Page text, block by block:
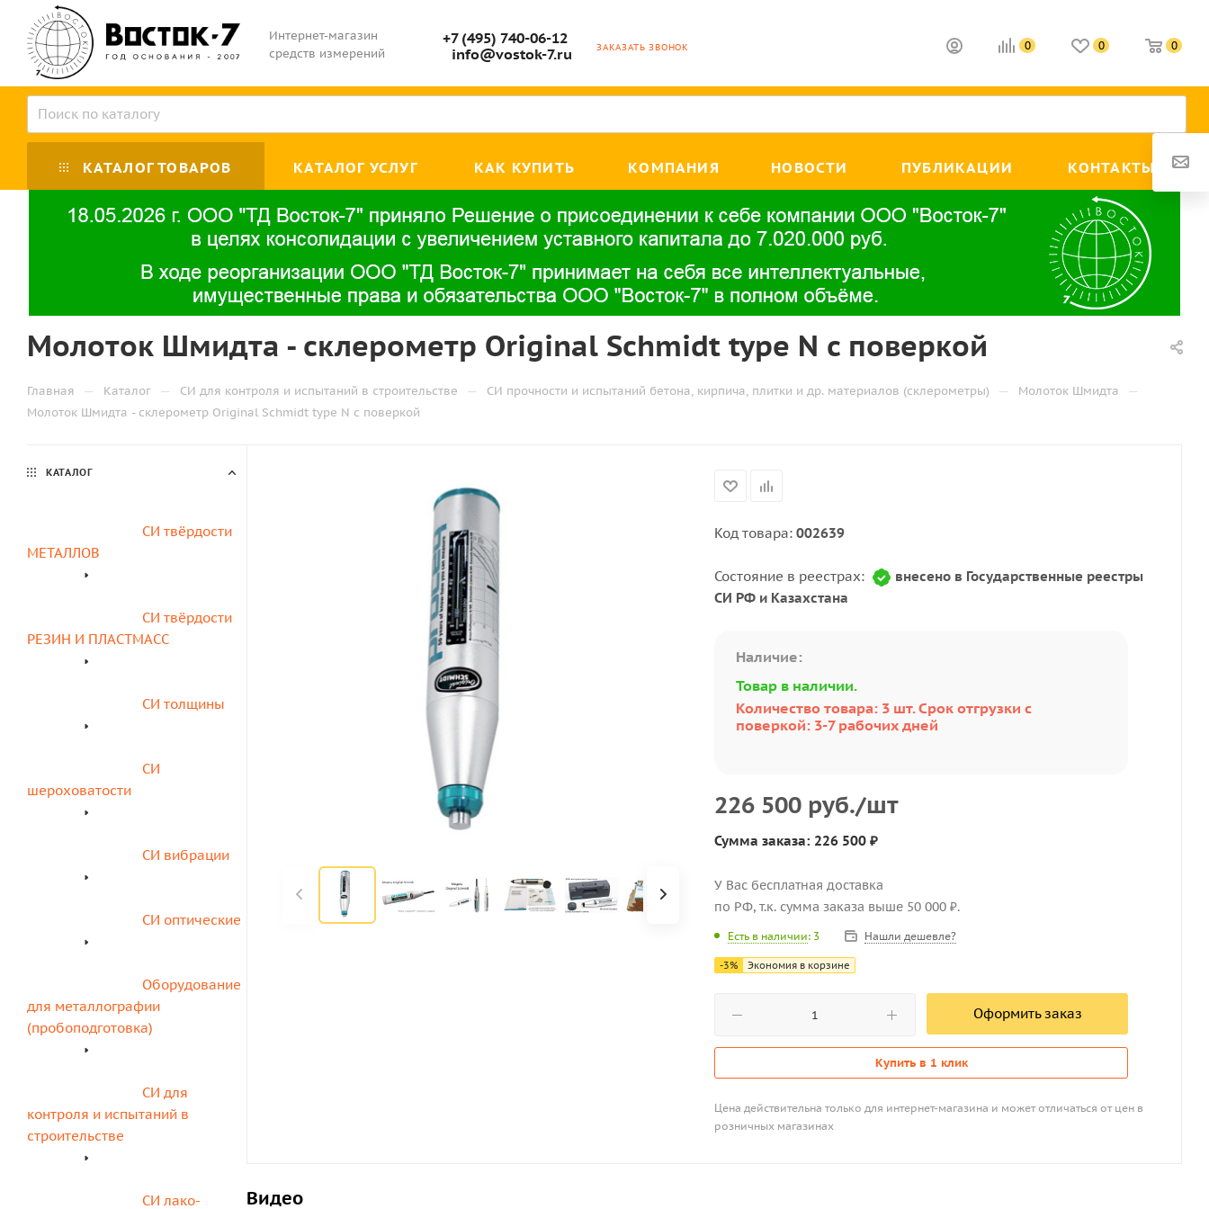
Интернет-магазин
средств измерений
+7 (495) 740-06-12
info@vostok-7.ru
ЗАКАЗАТЬ ЗВОНОК 0 0 0
КАТАЛОГ ТОВАРОВ КАТАЛОГ УСЛУГ КАК КУПИТЬ КОМПАНИЯ НОВОСТИ ПУБЛИКАЦИИ КОНТАКТЫ
Молоток Шмидта - склерометр Original Schmidt type N с поверкой
Главная — Каталог — СИ для контроля и испытаний в строительстве — СИ прочности и испытаний бетона, кирпича, плитки и др. материалов (склерометры) — Молоток Шмидта —
Молоток Шмидта - склерометр Original Schmidt type N с поверкой
Код товара: 002639
Состояние в реестрах:
внесено в Государственные реестры
СИ РФ и Казахстана
Наличие:
Товар в наличии.
Количество товара: 3 шт. Срок отгрузки с
поверкой: 3-7 рабочих дней
226 500 руб./шт
Сумма заказа: 226 500 ₽
У Вас бесплатная доставка
по РФ, т.к. сумма заказа выше 50 000 ₽.
Есть в наличии: 3 Нашли дешевле?
-3% Экономия в корзине
Оформить заказ
Купить в 1 клик
Цена действительна только для интернет-магазина и может отличаться от цен в
розничных магазинах
Видео
КАТАЛОГ
СИ твёрдости
МЕТАЛЛОВ
СИ твёрдости
РЕЗИН И ПЛАСТМАСС
СИ толщины
СИ
шероховатости
СИ вибрации
СИ оптические
Оборудование
для металлографии
(пробоподготовка)
СИ для
контроля и испытаний в
строительстве
СИ лако-